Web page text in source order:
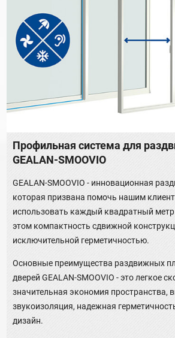
Профильная система для
GEALAN-SMOOVIO
GEALAN-SMOOVIO - инновационная
которая призвана помочь нашим
использовать каждый квадратный
этом компактность сдвижной
исключительной герметичностью.
Основные преимущества раздвижных
дверей GEALAN-SMOOVIO - это легкое
значительная экономия пространства,
звукоизоляция, надежная
дизайн.